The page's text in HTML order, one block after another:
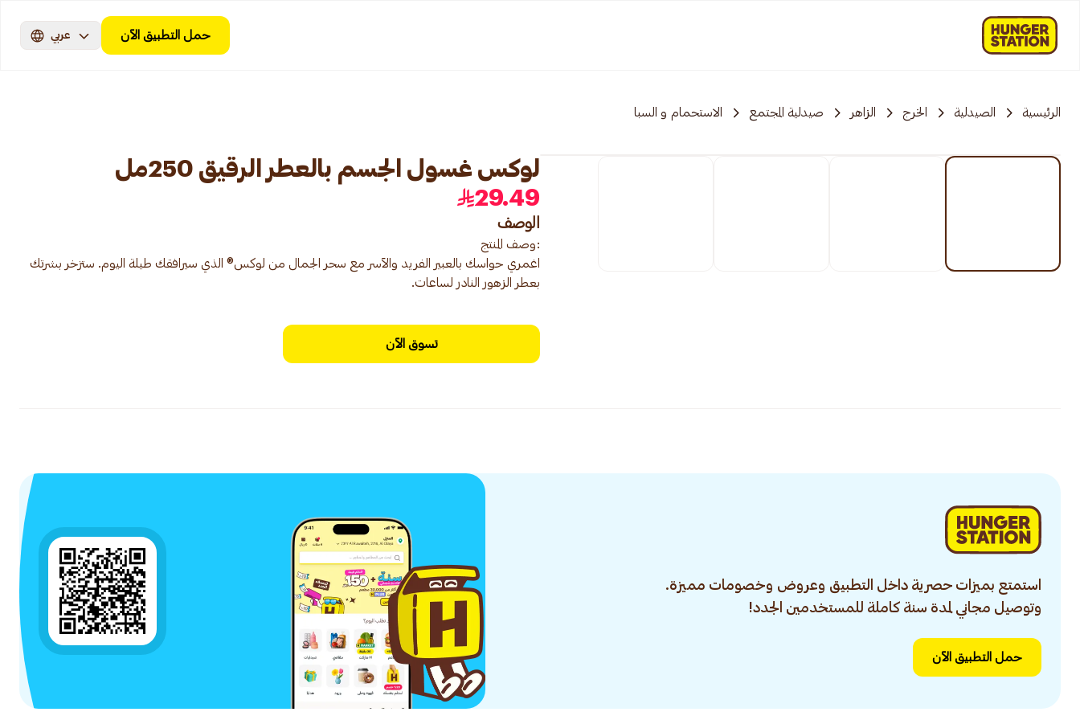
حمل التطبيق الآن عربي
الرئيسية الصيدلية الخرج الزاهر صيدلية المجتمع الاستحمام و السبا
لوكس غسول الجسم بالعطر الرقيق 250مل
29.49
الوصف
اغمري حواسك بالعبير الفريد والآسر مع سحر الجمال من لوكس® الذي سيرافقك طيلة اليوم. ستزخر بشرتك
بعطر الزهور النادر لساعات.
تسوق الآن
استمتع بميزات حصرية داخل التطبيق وعروض وخصومات مميزة.
وتوصيل مجاني لمدة سنة كاملة للمستخدمين الجدد!
حمل التطبيق الآن